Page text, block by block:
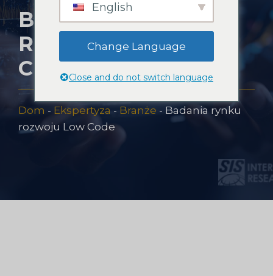
BADANIA RYNKU
ROZWOJU LOW
CODE
Dom - Ekspertyza - Branże - Badania rynku
rozwoju Low Code
English
Change Language
Close and do not switch language